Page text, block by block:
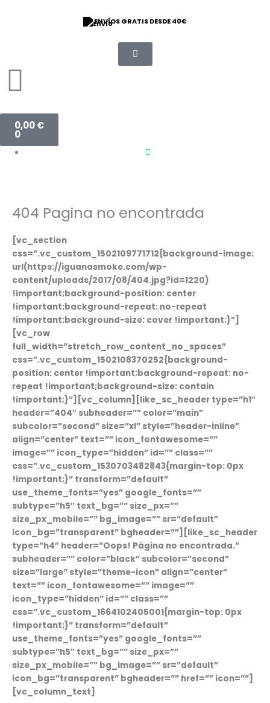
ENVÍOS GRATIS DESDE 40€
0,00€
0
Carrito
404 Pagina no encontrada
[vc_section
css=”.vc_custom_1502109771712{background-image:
url(https://iguanasmoke.com/wp-
content/uploads/2017/08/404.jpg?id=1220)
!important;background-position: center
!important;background-repeat: no-repeat
!important;background-size: cover !important;}”]
[vc_row
full_width=”stretch_row_content_no_spaces”
css=”.vc_custom_1502108370252{background-
position: center !important;background-repeat: no-
repeat !important;background-size: contain
!important;}”][vc_column][like_sc_header type=”h1″
header=”404″ subheader=”” color=”main”
subcolor=”second” size=”xl” style=”header-inline”
align=”center” text=”” icon_fontawesome=””
image=”” icon_type=”hidden” id=”” class=””
css=”.vc_custom_1530703482843{margin-top: 0px
!important;}” transform=”default”
use_theme_fonts=”yes” google_fonts=””
subtype=”h5″ text_bg=”” size_px=””
size_px_mobile=”” bg_image=”” sr=”default”
icon_bg=”transparent” bgheader=””][like_sc_header
type=”h4″ header=”Oops! Página no encontrada.”
subheader=”” color=”black” subcolor=”second”
size=”large” style=”theme-icon” align=”center”
text=”” icon_fontawesome=”” image=””
icon_type=”hidden” id=”” class=””
css=”.vc_custom_1664102405001{margin-top: 0px
!important;}” transform=”default”
use_theme_fonts=”yes” google_fonts=””
subtype=”h5″ text_bg=”” size_px=””
size_px_mobile=”” bg_image=”” sr=”default”
icon_bg=”transparent” bgheader=”” href=”” icon=””]
[vc_column_text]